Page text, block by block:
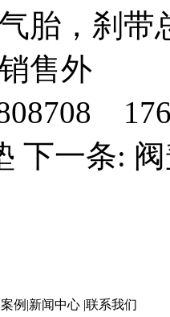
胎，刹带
售外
下一条:
例 |新闻中心 |联系我们